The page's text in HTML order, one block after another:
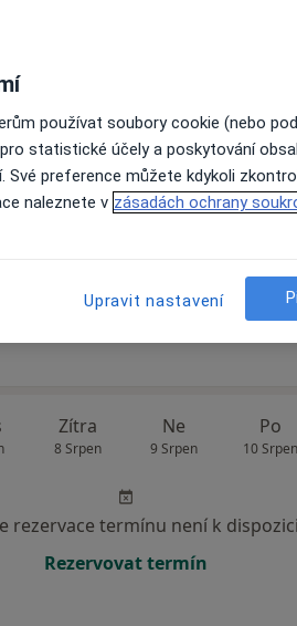
Zítra Ne
9 Srpen
Po
Zítra
8 Srpen
Ne
9 Srpen
Po
10 Srpen
rezervace termínu není k dispozici
Rezervovat termín
používat soubory cookie (nebo
statistické účely a poskytování
Své preference můžete kdykoli
naleznete v zásadách ochrany
Upravit nastavení